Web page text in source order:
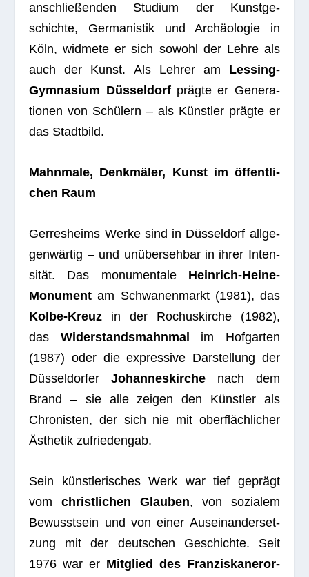
anschlie­ßen­den Stu­dium der Kunst­ge­
schichte, Ger­ma­nis­tik und Archäo­lo­gie in
Köln, wid­mete er sich sowohl der Lehre als
auch der Kunst. Als Leh­rer am Les­sing-
Gym­na­sium Düs­sel­dorfprägte er Gene­ra­
tio­nen von Schü­lern – als Künst­ler prägte er
das Stadtbild.
Mahn­male, Denk­mä­ler, Kunst im öffent­li­
chen Raum
Ger­res­heims Werke sind in Düs­sel­dorf all­ge­
gen­wär­tig – und unüber­seh­bar in ihrer Inten­
si­tät. Das monu­men­tale Hein­rich-Heine-
Monu­ment am Schwa­nen­markt (1981), das
Kolbe-Kreuz in der Rochus­kir­che (1982),
das Wider­stands­mahn­mal im Hof­gar­ten
(1987) oder die expres­sive Dar­stel­lung der
Düs­sel­dor­ferJohan­nes­kir­che nach dem
Brand – sie alle zei­gen den Künst­ler als
Chro­nis­ten, der sich nie mit ober­fläch­li­cher
Ästhe­tik zufriedengab.
Sein künst­le­ri­sches Werk war tief geprägt
vomchrist­li­chen Glau­ben, von sozia­lem
Bewusst­sein und von einer Aus­ein­an­der­set­
zung mit der deut­schen Geschichte. Seit
1976 war er Mit­glied des Fran­zis­ka­ner­or­